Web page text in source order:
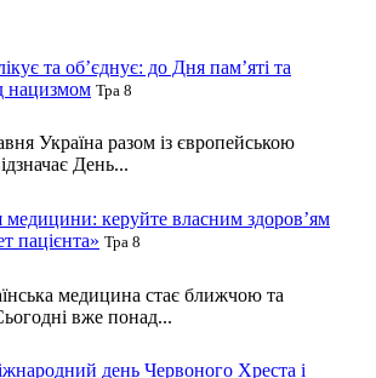
та об’єднує: до Дня пам’яті та
нацизмом Тра 8
Україна разом із європейською
День...
медицини: керуйте власним здоров’ям
пацієнта» Тра 8
медицина стає ближчою та
вже понад...
день Червоного Хреста і